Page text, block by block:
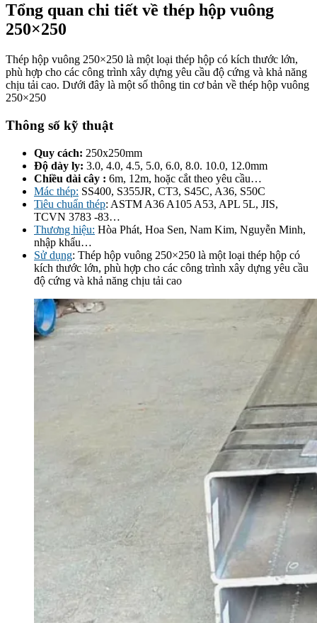
Tổng quan chi tiết về thép hộp vuông
250×250
Thép hộp vuông 250×250 là một loại thép hộp có kích thước lớn,
phù hợp cho các công trình xây dựng yêu cầu độ cứng và khả năng
chịu tải cao. Dưới đây là một số thông tin cơ bản về thép hộp vuông
250×250
Thông số kỹ thuật
Quy cách: 250x250mm
Độ dày ly: 3.0, 4.0, 4.5, 5.0, 6.0, 8.0. 10.0, 12.0mm
Chiều dài cây : 6m, 12m, hoặc cắt theo yêu cầu…
Mác thép: SS400, S355JR, CT3, S45C, A36, S50C
Tiêu chuẩn thép: ASTM A36 A105 A53, APL 5L, JIS,
TCVN 3783 -83…
Thương hiệu: Hòa Phát, Hoa Sen, Nam Kim, Nguyễn Minh,
nhập khẩu…
Sử dụng: Thép hộp vuông 250×250 là một loại thép hộp có
kích thước lớn, phù hợp cho các công trình xây dựng yêu cầu
độ cứng và khả năng chịu tải cao